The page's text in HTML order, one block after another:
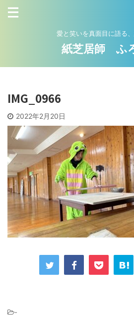
愛と笑いを真面目に語る、
紙芝居師 ふ
IMG_0966
2022年2月20日
-